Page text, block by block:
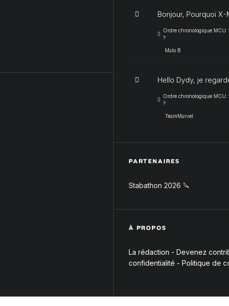
Bonjour, Pourquoi
Ordre chronologique MCU
?
Malo B
Hello Dydy, je
Ordre chronologique MCU
?
TeamMarvel
PARTENAIRES
Stabathon 2026 🔪
À PROPOS
La rédaction - Devenez
confidentialité - Politique de